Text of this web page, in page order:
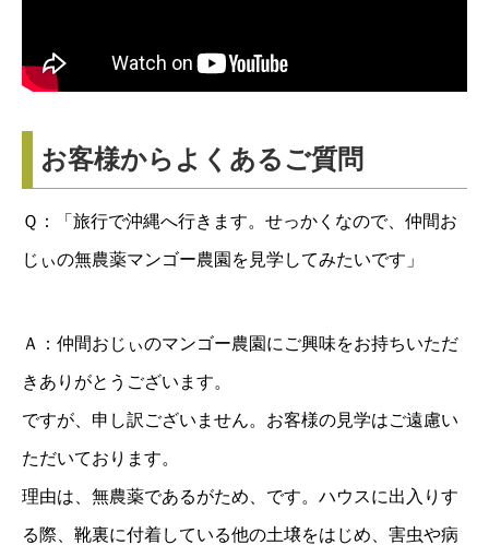
お客様からよくあるご質問
Ｑ：「旅行で沖縄へ行きます。せっかくなので、仲間お
じぃの無農薬マンゴー農園を見学してみたいです」
Ａ：仲間おじぃのマンゴー農園にご興味をお持ちいただ
きありがとうございます。
ですが、申し訳ございません。お客様の見学はご遠慮い
ただいております。
理由は、無農薬であるがため、です。ハウスに出入りす
る際、靴裏に付着している他の土壌をはじめ、害虫や病